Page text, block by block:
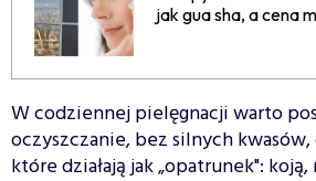
jak gua sha, a cena
W codziennej pielęgnacji warto
oczyszczanie, bez silnych kwasów,
które działają jak „opatrunek":